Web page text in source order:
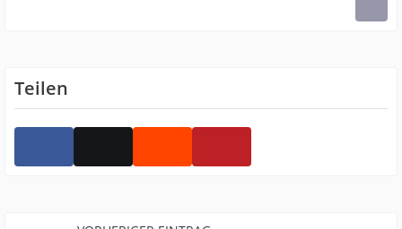
Teilen